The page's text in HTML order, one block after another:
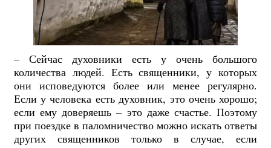
– Сейчас духовники есть у очень большого
количества людей. Есть священники, у которых
они исповедуются более или менее регулярно.
Если у человека есть духовник, это очень хорошо;
если ему доверяешь – это даже счастье. Поэтому
при поездке в паломничество можно искать ответы
других священников только в случае, если